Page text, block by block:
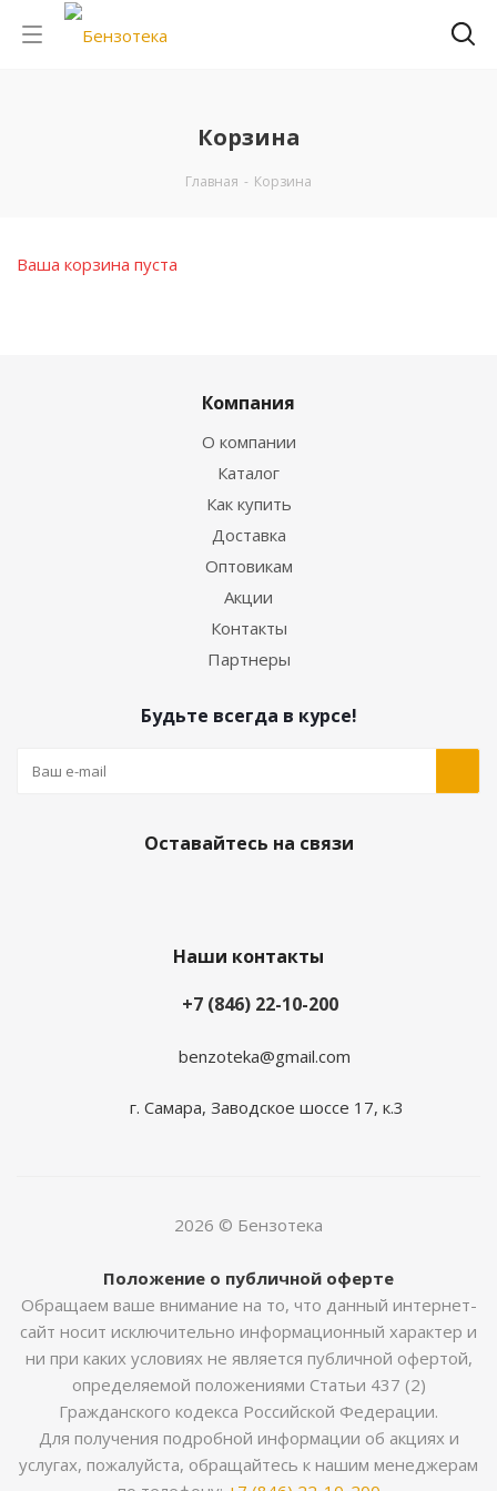
Корзина
Главная - Корзина
Ваша корзина пуста
Компания
О компании
Каталог
Как купить
Доставка
Оптовикам
Акции
Контакты
Партнеры
Будьте всегда в курсе!
Оставайтесь на связи
Наши контакты
+7 (846) 22-10-200
benzoteka@gmail.com
г. Самара, Заводское шоссе 17, к.3
2026 © Бензотека
Положение о публичной оферте
Обращаем ваше внимание на то, что данный интернет-
сайт носит исключительно информационный характер и
ни при каких условиях не является публичной офертой,
определяемой положениями Статьи 437 (2)
Гражданского кодекса Российской Федерации.
Для получения подробной информации об акциях и
услугах, пожалуйста, обращайтесь к нашим менеджерам